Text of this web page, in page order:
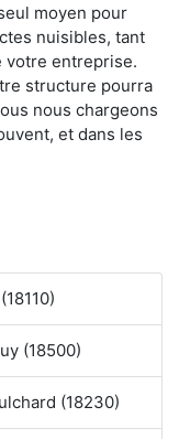
moyen pour
nuisibles, tant
votre entreprise.
structure pourra
nous chargeons
et dans les
(18500)
(18230)